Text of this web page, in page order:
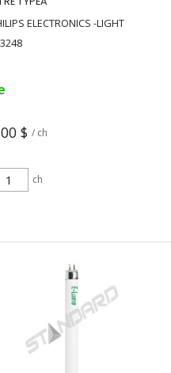
ELECTRONICS -LIGHT
$ / ch
ch